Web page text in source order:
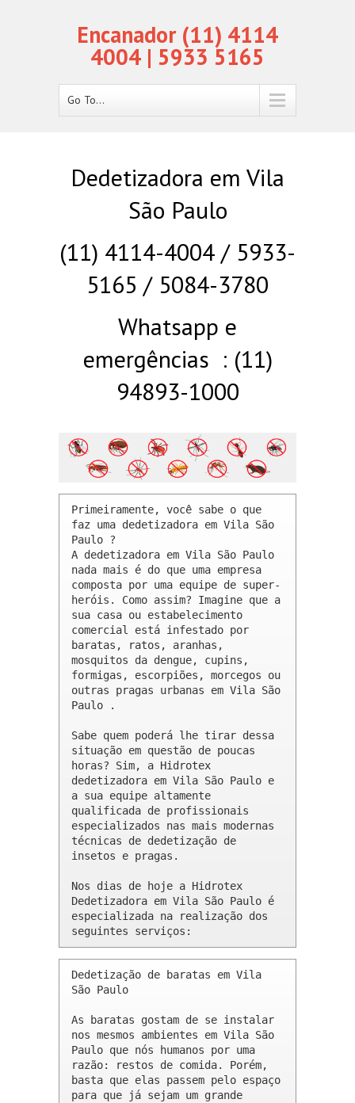
Encanador (11) 4114
4004 | 5933 5165
Go To...
Dedetizadora em Vila
São Paulo
(11) 4114-4004 / 5933-
5165 / 5084-3780
Whatsapp e
emergências : (11)
94893-1000
Primeiramente, você sabe o que
faz uma dedetizadora em Vila São
Paulo ?
A dedetizadora em Vila São Paulo
nada mais é do que uma empresa
composta por uma equipe de super-
heróis. Como assim? Imagine que a
sua casa ou estabelecimento
comercial está infestado por
baratas, ratos, aranhas,
mosquitos da dengue, cupins,
formigas, escorpiões, morcegos ou
outras pragas urbanas em Vila São
Paulo .
Sabe quem poderá lhe tirar dessa
situação em questão de poucas
horas? Sim, a Hidrotex
dedetizadora em Vila São Paulo e
a sua equipe altamente
qualificada de profissionais
especializados nas mais modernas
técnicas de dedetização de
insetos e pragas.
Nos dias de hoje a Hidrotex
Dedetizadora em Vila São Paulo é
especializada na realização dos
seguintes serviços:
Dedetização de baratas em Vila
São Paulo
As baratas gostam de se instalar
nos mesmos ambientes em Vila São
Paulo que nós humanos por uma
razão: restos de comida. Porém,
basta que elas passem pelo espaço
para que já sejam um grande